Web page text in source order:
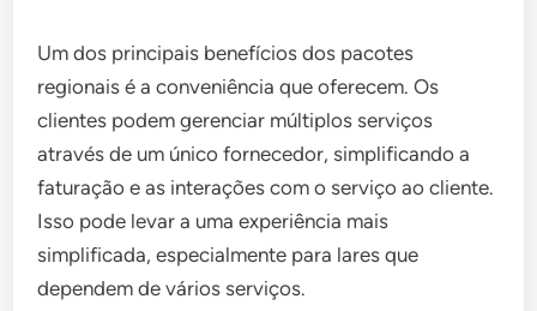
Um dos principais benefícios dos pacotes
regionais é a conveniência que oferecem. Os
clientes podem gerenciar múltiplos serviços
através de um único fornecedor, simplificando a
faturação e as interações com o serviço ao cliente.
Isso pode levar a uma experiência mais
simplificada, especialmente para lares que
dependem de vários serviços.